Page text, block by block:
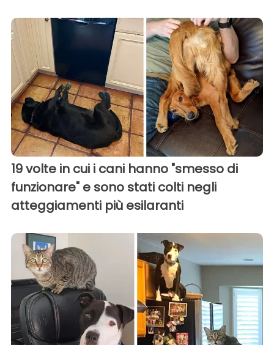
19 volte in cui i cani hanno "smesso di
funzionare" e sono stati colti negli
atteggiamenti più esilaranti